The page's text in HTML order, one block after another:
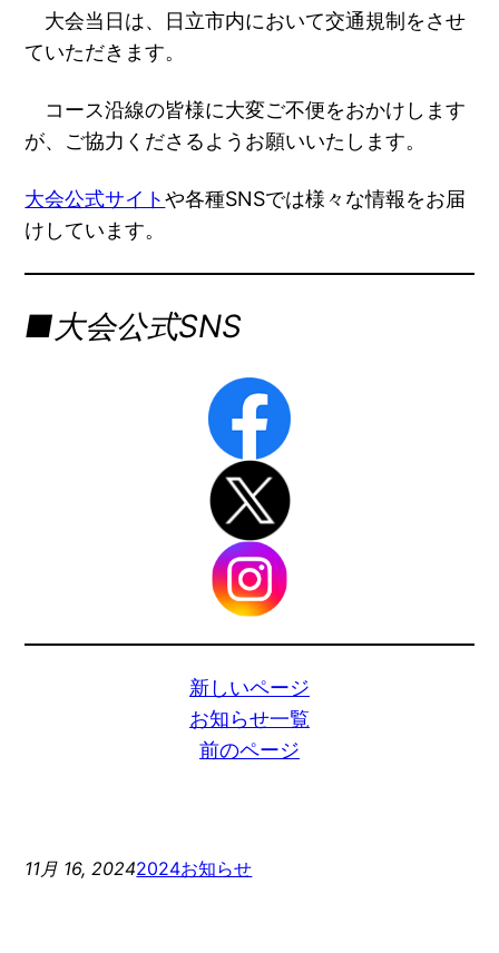
大会当日は、日立市内において交通規制をさせ
ていただきます。
コース沿線の皆様に大変ご不便をおかけします
が、ご協力くださるようお願いいたします。
大会公式サイトや各種SNSでは様々な情報をお届
けしています。
■大会公式SNS
新しいページ
お知らせ一覧
前のページ
11月 16, 20242024お知らせ